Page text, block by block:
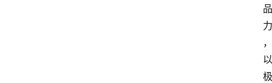
品
力
，
以
极